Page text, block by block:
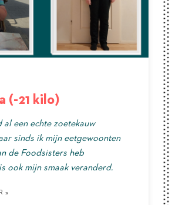
»
»
(-21 kilo)
al een echte zoetekauw
sinds ik mijn eetgewoonten
de Foodsisters heb
ook mijn smaak veranderd.
»